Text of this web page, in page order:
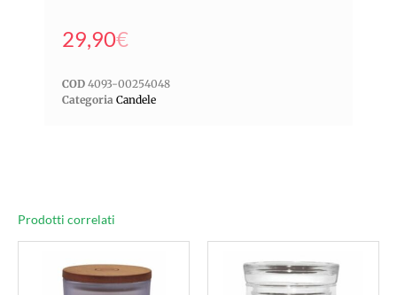
29,90€
COD 4093-00254048
Categoria Candele
Prodotti correlati